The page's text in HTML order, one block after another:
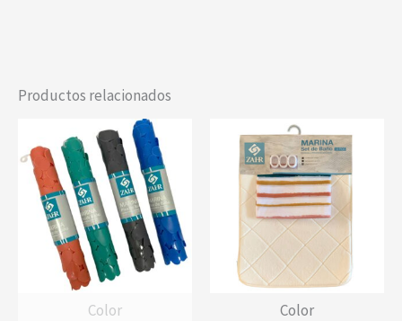
Productos relacionados
Color Color